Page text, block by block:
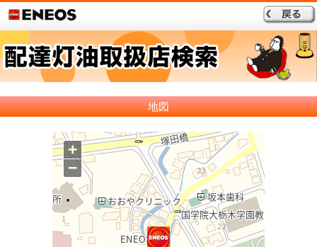
地図
+
−